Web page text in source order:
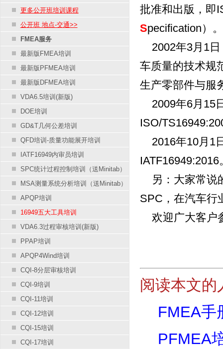
更多公开班培训课程
公开班 地点-交通>>
FMEA服务
最新版FMEA培训
最新版PFMEA培训
最新版DFMEA培训
VDA6.5培训(新版)
DOE培训
GD&T几何公差培训
QFD培训-质量功能展开培训
IATF16949内审员培训
SPC统计过程控制培训（送Minitab）
MSA测量系统分析培训（送Minitab）
APQP培训
16949五大工具培训
VDA6.3过程审核培训(新版)
PPAP培训
APQP4Wind培训
CQI-8分层审核培训
CQI-9培训
CQI-11培训
CQI-12培训
CQI-15培训
CQI-17培训
批准和出版，即
Specification）。
2002年3月1日
车质量的技术规
生产零部件与服
2009年6月15
ISO/
2016年10月1
IATF16949:2016
另：大家常说
SPC，在汽车行
欢迎广大客户
阅读本文的
FMEA手
PFMEA